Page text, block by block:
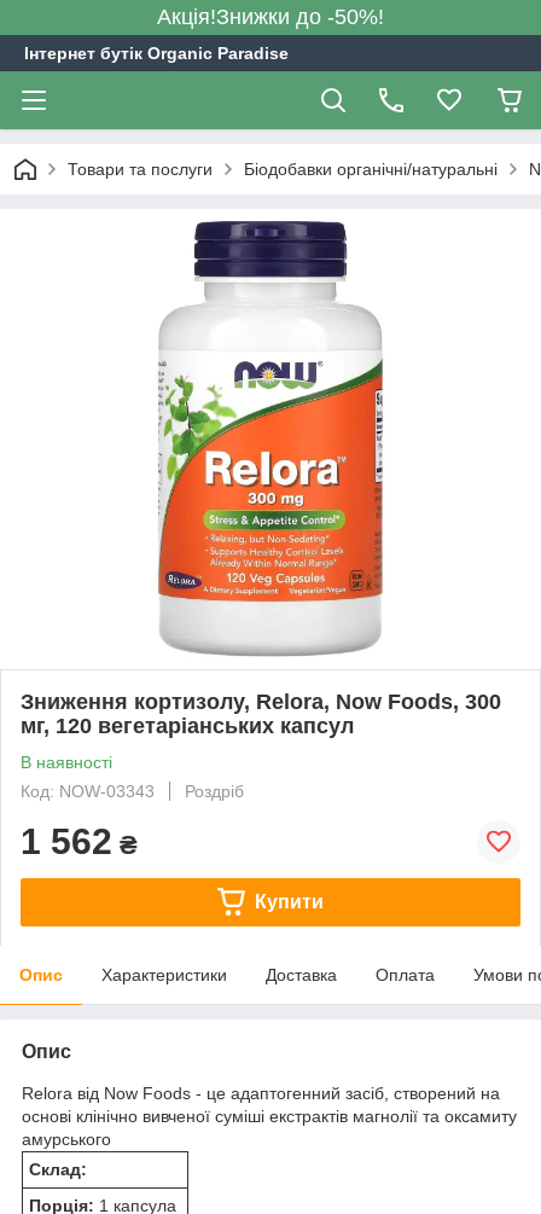
Акція!Знижки до -50%!
Інтернет бутік Organic Paradise
Товари та послуги Біодобавки органічні/натуральні
Зниження кортизолу, Relora, Now Foods, 300
мг, 120 вегетаріанських капсул
В наявності
Код: NOW-03343
Роздріб
1 562 ₴
Купити
Опис Характеристики Доставка Оплата Умови
Опис
Relora від Now Foods - це адаптогенний засіб, створений на
основі клінічно вивченої суміші екстрактів магнолії та оксамиту
амурського
Склад:
Порція: 1 капсула